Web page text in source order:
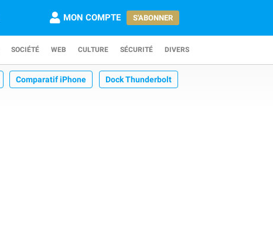
MON COMPTE S'ABONNER
SOCIÉTÉ WEB CULTURE SÉCURITÉ DIVERS
Comparatif iPhone Dock Thunderbolt